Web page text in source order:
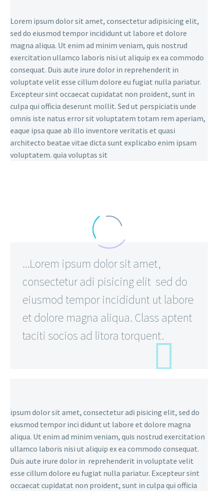
Lorem ipsum dolor sit amet, consectetur adipisicing elit,
sed do eiusmod tempor incididunt ut labore et dolore
magna aliqua. Ut enim ad minim veniam, quis nostrud
exercitation ullamco laboris nisi ut aliquip ex ea commodo
consequat. Duis aute irure dolor in reprehenderit in
voluptate velit esse cillum dolore eu fugiat nulla pariatur.
Excepteur sint occaecat cupidatat non proident, sunt in
culpa qui officia deserunt mollit. Sed ut perspiciatis unde
omnis iste natus error sit voluptatem totam rem aperiam,
eaque ipsa quae ab illo inventore veritatis et quasi
architecto beatae vitae dicta sunt explicabo enim ipsam
voluptatem. quia voluptas sit
...Lorem ipsum dolor sit amet,
consectetur adi pisicing elit sed do
eiusmod tempor incididunt ut labore
et dolore magna aliqua. Class aptent
taciti socios ad litora torquent.
ipsum dolor sit amet, consectetur adi pisicing elit, sed do
eiusmod tempor inci didunt ut labore et dolore magna
aliqua. Ut enim ad minim veniam, quis nostrud exercitation
ullamco laboris nisi ut aliquip ex ea commodo consequat.
Duis aute irure dolor in reprehenderit in voluptate velit
esse cillum dolore eu fugiat nulla pariatur. Excepteur sint
occaecat cupidatat non proident, sunt in culpa qui officia